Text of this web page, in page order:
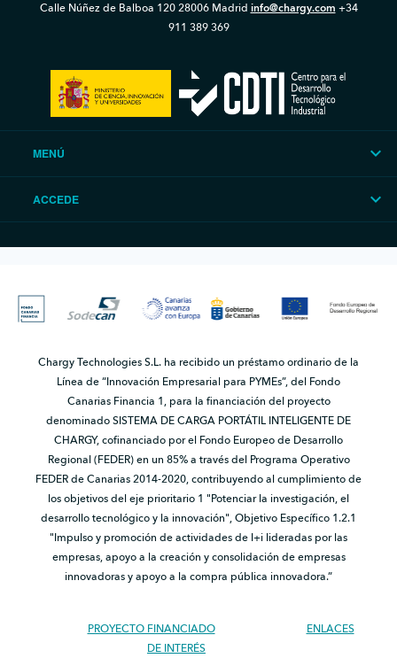
Calle Núñez de Balboa 12028006 Madrid info@chargy.com +34
911 389 369
MENÚ
ACCEDE
Chargy Technologies S.L. ha recibido un préstamo ordinario de la
Línea de “Innovación Empresarial para PYMEs”, del Fondo
Canarias Financia 1, para la financiación del proyecto
denominado SISTEMA DE CARGA PORTÁTIL INTELIGENTE DE
CHARGY, cofinanciado por el Fondo Europeo de Desarrollo
Regional (FEDER) en un 85% a través del Programa Operativo
FEDER de Canarias 2014-2020, contribuyendo al cumplimiento de
los objetivos del eje prioritario 1 "Potenciar la investigación, el
desarrollo tecnológico y la innovación", Objetivo Específico 1.2.1
"Impulso y promoción de actividades de I+i lideradas por las
empresas, apoyo a la creación y consolidación de empresas
innovadoras y apoyo a la compra pública innovadora.”
PROYECTO FINANCIADO
ENLACES
DE INTERÉS